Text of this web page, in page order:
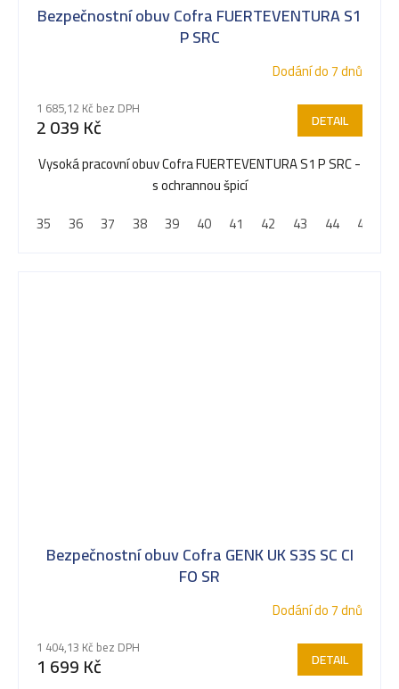
Bezpečnostní obuv Cofra FUERTEVENTURA S1
P SRC
Dodání do 7 dnů
1 685,12 Kč bez DPH
2 039 Kč DETAIL
Vysoká pracovní obuv Cofra FUERTEVENTURA S1 P SRC -
s ochrannou špicí
35
36 37 38 39 40 41 42 43 44 45
Bezpečnostní obuv Cofra GENK UK S3S SC CI
FO SR
Dodání do 7 dnů
1 404,13 Kč bez DPH
1 699 Kč DETAIL